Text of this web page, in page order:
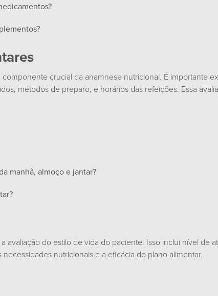
crucial da anamnese nutricional. É importante
métodos de preparo, e horários das refeições. Essa
manhã, almoço e jantar?
avaliação do estilo de vida do paciente. Isso inclui nível de
nutricionais e a eficácia do plano alimentar.